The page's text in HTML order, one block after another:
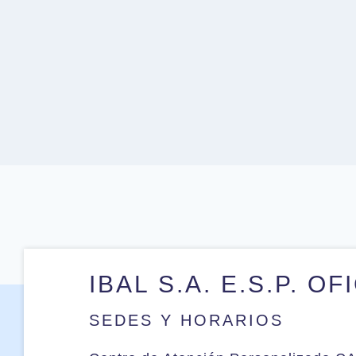
IBAL S.A. E.S.P.
SEDES Y HORARIOS